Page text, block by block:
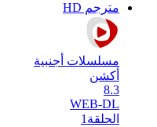
مسلسلات أجنبية
أكشن
8.3
WEB-DL
الحلقة 1